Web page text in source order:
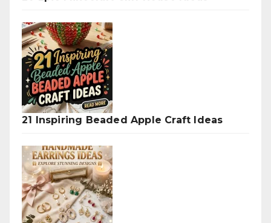
21 Inspiring Beaded Apple Craft Ideas